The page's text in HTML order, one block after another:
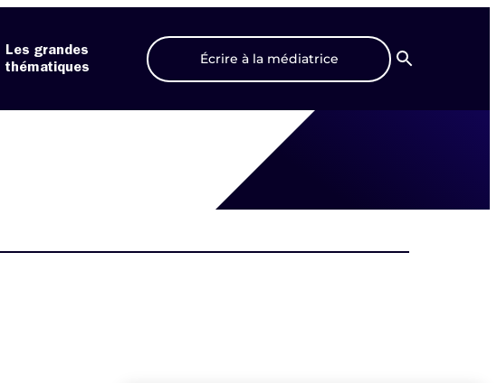
Les grandes
thématiques
Écrire à la médiatrice
Recherche